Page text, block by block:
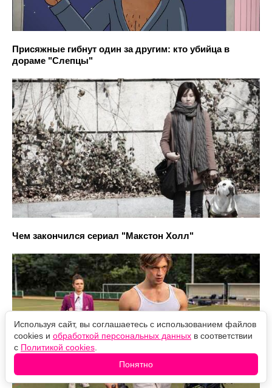
Присяжные гибнут один за другим: кто убийца в
дораме "Слепцы"
Чем закончился сериал "Макстон Холл"
Используя сайт, вы соглашаетесь с использованием файлов
cookies и обработкой персональных данных в соответствии
с Политикой cookies
Понятно